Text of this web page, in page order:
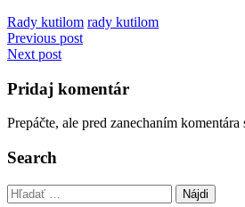
Rady kutilom rady kutilom
Navigácia
v
článku
Previous post
Next post
Pridaj komentár
Prepáčte, ale pred zanechaním komentára
Search
Hľadať: